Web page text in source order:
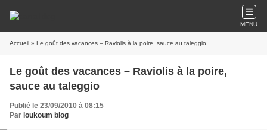
MENU
Accueil » Le goût des vacances – Raviolis à la poire, sauce au taleggio
Le goût des vacances – Raviolis à la poire,
sauce au taleggio
Publié le 23/09/2010 à 08:15
Par loukoum blog